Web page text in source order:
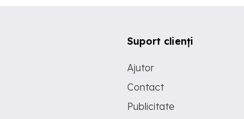
Suport clienți
Ajutor
Contact
Publicitate